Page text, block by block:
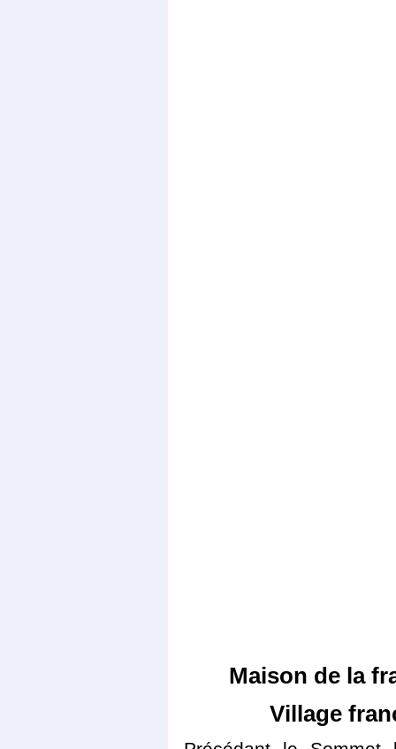
Maison de la
Village